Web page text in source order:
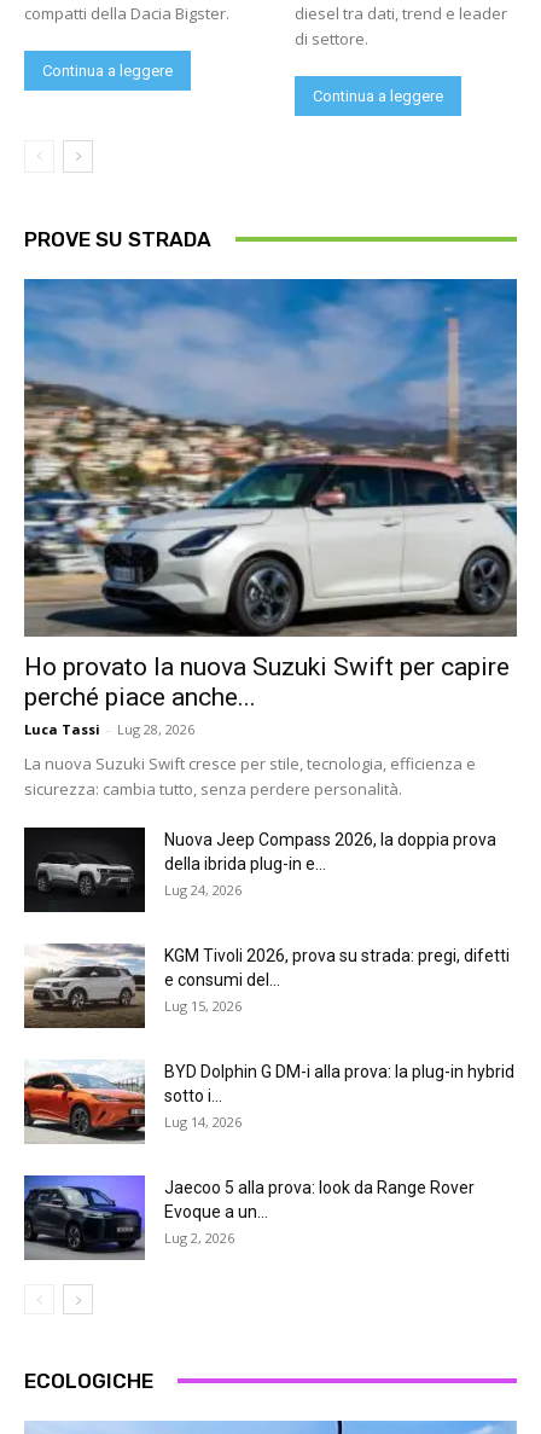
compatti della Dacia Bigster.
Continua a leggere
diesel tra dati, trend e leader
di settore.
Continua a leggere
PROVE SU STRADA
Ho provato la nuova Suzuki Swift per capire
perché piace anche...
Luca Tassi - Lug 28, 2026
La nuova Suzuki Swift cresce per stile, tecnologia, efficienza e
sicurezza: cambia tutto, senza perdere personalità.
Nuova Jeep Compass 2026, la doppia prova
della ibrida plug-in e...
Lug 24, 2026
KGM Tivoli 2026, prova su strada: pregi, difetti
e consumi del...
Lug 15, 2026
BYD Dolphin G DM-i alla prova: la plug-in hybrid
sotto i...
Lug 14, 2026
Jaecoo 5 alla prova: look da Range Rover
Evoque a un...
Lug 2, 2026
ECOLOGICHE